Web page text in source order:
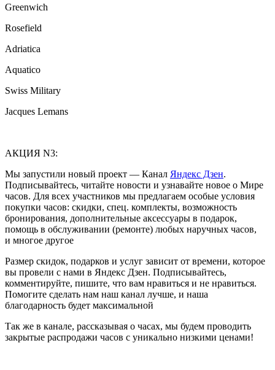
Greenwich
Rosefield
Adriatica
Aquatico
Swiss Military
Jacques Lemans
АКЦИЯ N3:
Мы запустили новый проект — Канал Яндекс Дзен.
Подписывайтесь, читайте новости и узнавайте новое о Мире
часов. Для всех участников мы предлагаем особые условия
покупки часов: скидки, спец. комплекты, возможность
бронирования, дополнительные аксессуары в подарок,
помощь в обслуживании (ремонте) любых наручных часов,
и многое другое
Размер скидок, подарков и услуг зависит от времени, которое
вы провели с нами в Яндекс Дзен. Подписывайтесь,
комментируйте, пишите, что вам нравиться и не нравиться.
Помогите сделать нам наш канал лучше, и наша
благодарность будет максимальной
Так же в канале, рассказывая о часах, мы будем проводить
закрытые распродажи часов с уникально низкими ценами!